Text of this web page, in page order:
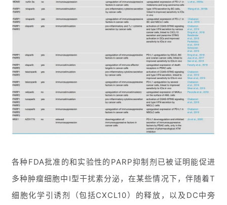
视
频
精
彩
活
动
投
融
平
各种FDA批准的和实验性的PARP抑制剂已被证明能促进
多种肿瘤细胞中I型干扰素分泌，在某些情况下，伴随着T
细胞化学引诱剂（包括CXCL10）的释放，以及DC中旁